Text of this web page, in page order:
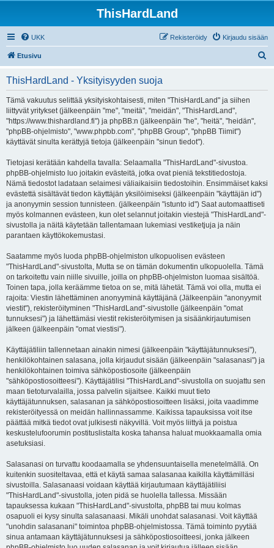
ThisHardLand
UKK Kirjaudu sisään
Rekisteröidy
Etusivu
ThisHardLand - Yksityisyyden suoja
Tämä vakuutus selittää yksityiskohtaisesti, miten "ThisHardLand" ja siihen
liittyvät yritykset (jälkeenpäin "me", "meitä", "meidän", "ThisHardLand",
"https://www.thishardland.fi") ja phpBB:n (jälkeenpäin "he", "heitä", "heidän",
"phpBB-ohjelmisto", "www.phpbb.com", "phpBB Group", "phpBB Tiimit")
käyttävät sinulta kerättyjä tietoja (jälkeenpäin "sinun tiedot").
Tietojasi kerätään kahdella tavalla: Selaamalla "ThisHardLand"-sivustoa.
phpBB-ohjelmisto luo joitakin evästeitä, jotka ovat pieniä tekstitiedostoja.
Nämä tiedostot ladataan selaimesi väliaikaisiin tiedostoihin. Ensimmäiset kaksi
evästettä sisältävät tiedon käyttäjän yksilöimiseksi (jälkeenpäin "käyttäjän id")
ja anonyymin session tunnisteen. (jälkeenpäin "istunto id") Saat automaattiseti
myös kolmannen evästeen, kun olet selannut joitakin viestejä "ThisHardLand"-
sivustolla ja näitä käytetään tallentamaan lukemiasi vestiketjuja ja näin
parantaen käyttökokemustasi.
Saatamme myös luoda phpBB-ohjelmiston ulkopuolisen evästeen
"ThisHardLand"-sivustolta, Mutta se on tämän dokumentin ulkopuolella. Tämä
on tarkoitettu vain niille sivuille, joilla on phpBB-ohjelmiston luomaa sisältöä.
Toinen tapa, jolla keräämme tietoa on se, mitä lähetät. Tämä voi olla, mutta ei
rajoita: Viestin lähettäminen anonyyminä käyttäjänä (Jälkeenpäin "anonyymit
viestit"), rekisteröityminen "ThisHardLand"-sivustolle (jälkeenpäin "omat
tunnuksesi") ja lähettämäsi viestit rekisteröitymisen ja sisäänkirjautumisen
jälkeen (jälkeenpäin "omat viestisi").
Käyttäjätiliin tallennetaan ainakin nimesi (jälkeenpäin "käyttäjätunnuksesi"),
henkilökohtainen salasana, jolla kirjaudut sisään (jälkeenpäin "salasanasi") ja
henkilökohtainen toimiva sähköpostiosoite (jälkeenpäin
"sähköpostiosoitteesi"). Käyttäjätilisi "ThisHardLand"-sivustolla on suojattu sen
maan tietoturvalailla, jossa palvelin sijaitsee. Kaikki muut tieto
käyttäjätunnuksen, salasanan ja sähköpostiosoitteen lisäksi, joita vaadimme
rekisteröityessä on meidän hallinnassamme. Kaikissa tapauksissa voit itse
päättää mitkä tiedot ovat julkisesti näkyvillä. Voit myös liittyä ja poistua
keskustelufoorumin postituslistalta koska tahansa haluat muokkaamalla omia
asetuksiasi.
Salasanasi on turvattu koodaamalla se yhdensuuntaisella menetelmällä. On
kuitenkin suositeltavaa, että et käytä samaa salasanaa kaikilla käyttämilläsi
sivustoilla. Salasanaasi voidaan käyttää kirjautumaan käyttäjätiliisi
"ThisHardLand"-sivustolla, joten pidä se huolella tallessa. Missään
tapauksessa kukaan "ThisHardLand"-sivustolta, phpBB tai muu kolmas
osapuoli ei kysy sinulta salasanaasi. Mikäli unohdat salasanasi. Voit käyttää
"unohdin salasanani" toimintoa phpBB-ohjelmistossa. Tämä toiminto pyytää
sinua antamaan käyttäjätunnuksesi ja sähköpostiosoitteesi, jonka jälkeen